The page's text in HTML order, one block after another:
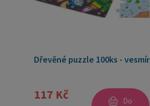
Dřevěné puzzle 100ks - vesmír
117 Kč
Do